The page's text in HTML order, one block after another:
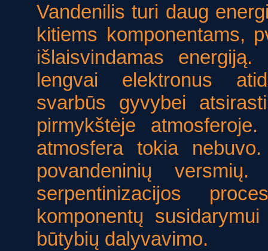
Vandenilis turi daug
kitiems komponentams,
išlaisvindamas
lengvai elektronus
svarbūs gyvybei
pirmykštėje
atmosfera tokia
povandeninių
serpentinizacijos
komponentų
būtybių dalyvavimo.